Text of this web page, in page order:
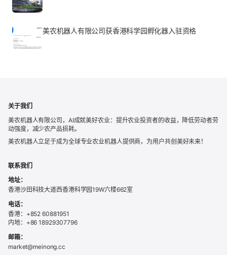
美农机器人有限公司获香港科学园孵化器入驻资格
关于我们
美农机器人有限公司，AI成就美好农业：提升农业投资者的收益，降低劳动者劳
动强度，减少农产品损耗。
美农机器人立足于成为全球专业农业机器人提供商，为用户共创美好未来！
联系我们
地址：
香港沙田科技大道西香港科学园19W六楼662室
电话：
香港：+852 60881951
内地：+86 18929307796
邮箱：
market@meinong.cc